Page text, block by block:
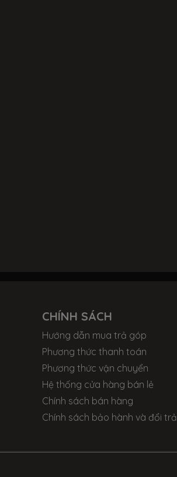
CHÍNH SÁCH
Hướng dẫn mua trả góp
Phương thức thanh toán
Phương thức vận chuyển
Hệ thống cửa hàng bán lẻ
Chính sách bán hàng
Chính sách bảo hành và đổi trả